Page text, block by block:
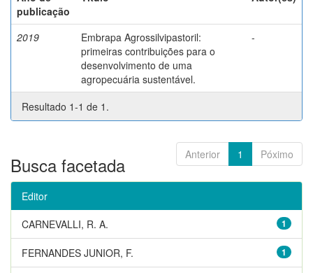
publicação
2019
Embrapa Agrossilvipastoril:
primeiras contribuições para o
desenvolvimento de uma
agropecuária sustentável.
-
Resultado 1-1 de 1.
Anterior 1 Póximo
Busca facetada
Editor
1
CARNEVALLI, R. A.
1
FERNANDES JUNIOR, F.